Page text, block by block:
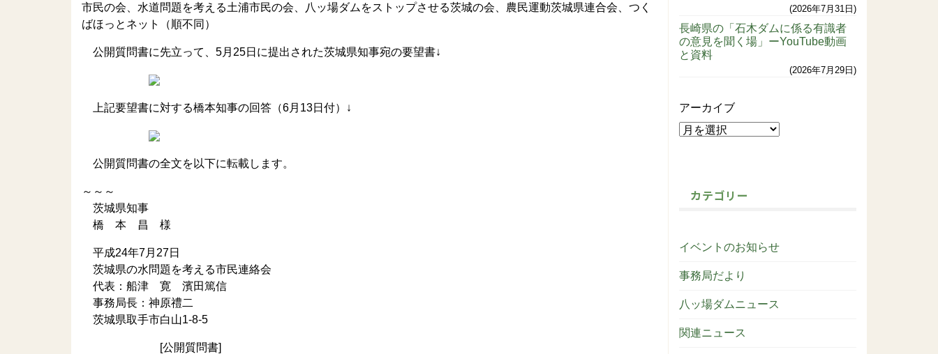
市民の会、水道問題を考える土浦市民の会、八ッ場ダムをストップさせる茨城の会、農民運動茨城県連合会、つく
ばほっとネット（順不同）
公開質問書に先立って、5月25日に提出された茨城県知事宛の要望書↓
上記要望書に対する橋本知事の回答（6月13日付）↓
公開質問書の全文を以下に転載します。
～～～
茨城県知事
橋 本 昌 様
平成24年7月27日
茨城県の水問題を考える市民連絡会
代表：船津 寛 濱田篤信
事務局長：神原禮二
茨城県取手市白山1-8-5
[公開質問書]
2026年7月31日
長崎県の「石木ダムに係る有識者
の意見を聞く場」ーYouTube動画
と資料
2026年7月29日
アーカイブ
カテゴリー
イベントのお知らせ
事務局だより
八ッ場ダムニュース
関連ニュース